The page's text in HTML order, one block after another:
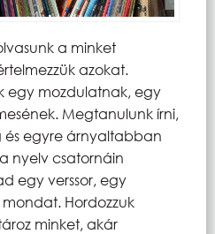
a minket
azokat.
egy mozdulatnak, egy
Megtanulunk írni,
és egyre árnyaltabban
nyelv csatornáin
egy verssor, egy
Hordozzuk
minket, akár